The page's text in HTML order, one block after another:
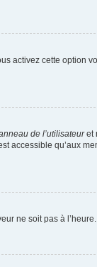
activez cette option
de l’utilisateuret
qu’aux
ne soit pas à